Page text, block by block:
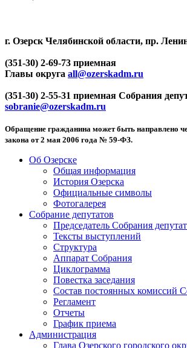
г. Озерск Челябинской области, пр.
(351-30) 2-69-73 приемная
Главы округа all@ozerskadm.ru
(351-30) 2-55-31 приемная Собрания
sobranie@ozerskadm.ru
Обращение гражданина может быть направлено
закона от 2 мая 2006 года № 59-ФЗ.
Об Озерске
Общая информация
История Озерска
Официальные символы
Фотогалерея
Собрание депутатов
Председатель Собрания
Тексты выступлений
Структура
Аппарат Собрания
Циклограмма
Повестка заседания
Состав постоянных комиссий
Регламент
Отчеты
График приема
Администрация
Глава Озерского городского